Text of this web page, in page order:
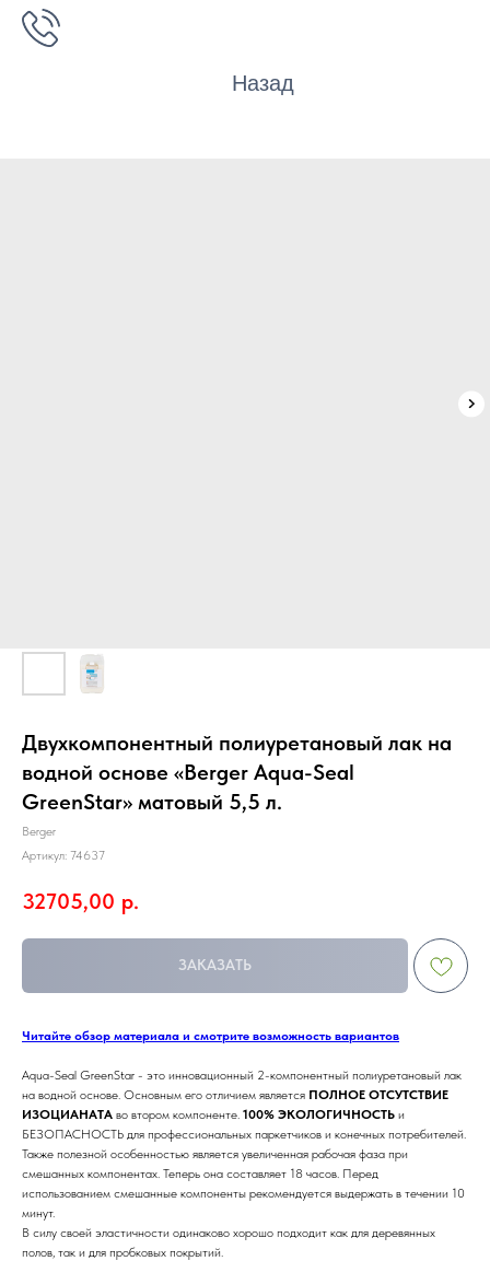
Назад
Двухкомпонентный полиуретановый лак на
водной основе «Berger Aqua-Seal
GreenStar» матовый 5,5 л.
Berger
Артикул: 74637
32705,00 р.
ЗАКАЗАТЬ
Читайте обзор материала и смотрите возможность вариантов
Aqua-Seal GreenStar - это инновационный 2-компонентный полиуретановый лак
на водной основе. Основным его отличием является ПОЛНОЕ ОТСУТСТВИЕ
ИЗОЦИАНАТА во втором компоненте. 100% ЭКОЛОГИЧНОСТЬ и
БЕЗОПАСНОСТЬ для профессиональных паркетчиков и конечных потребителей.
Также полезной особенностью является увеличенная рабочая фаза при
смешанных компонентах. Теперь она составляет 18 часов. Перед
использованием смешанные компоненты рекомендуется выдержать в течении 10
минут.
В силу своей эластичности одинаково хорошо подходит как для деревянных
полов, так и для пробковых покрытий.